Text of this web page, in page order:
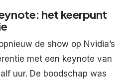
het keerpunt
de show op Nvidia’s
met een keynote van
uur. De boodschap was